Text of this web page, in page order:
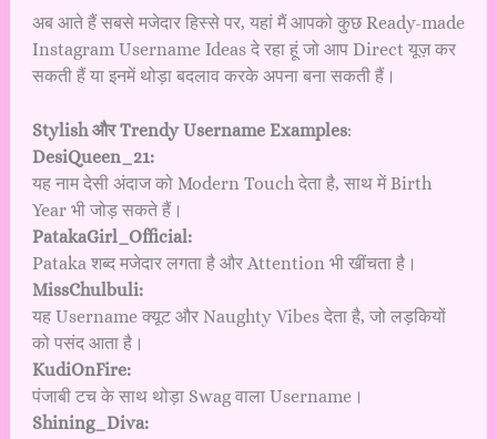
अब आते हैं सबसे मजेदार हिस्से पर, यहां मैं आपको कुछ Ready-made
Instagram Username Ideas दे रहा हूं जो आप Direct यूज़ कर
सकती हैं या इनमें थोड़ा बदलाव करके अपना बना सकती हैं।
Stylish और Trendy Username Examples:
DesiQueen_21:
यह नाम देसी अंदाज को Modern Touch देता है, साथ में Birth
Year भी जोड़ सकते हैं।
PatakaGirl_Official:
Pataka शब्द मजेदार लगता है और Attention भी खींचता है।
MissChulbuli:
यह Username क्यूट और Naughty Vibes देता है, जो लड़कियों
को पसंद आता है।
KudiOnFire:
पंजाबी टच के साथ थोड़ा Swag वाला Username।
Shining_Diva: